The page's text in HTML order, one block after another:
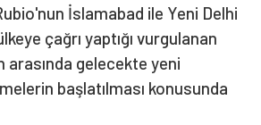
İslamabad ile Yeni Delhi
çağrı yaptığı vurgulanan
arasında gelecekte yeni
başlatılması konusunda